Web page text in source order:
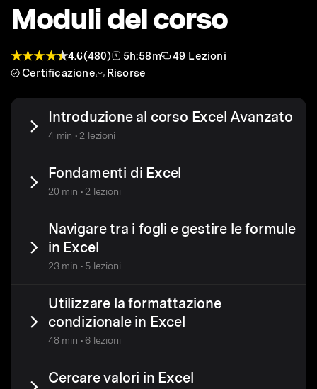
Moduli del corso
4.6(480) 5h:58m
49 Lezioni
Certificazione
Risorse
Introduzione al corso Excel Avanzato
4 min • 2 lezioni
Fondamenti di Excel
20 min • 2 lezioni
Navigare tra i fogli e gestire le formule
in Excel
23 min • 5 lezioni
Utilizzare la formattazione
condizionale in Excel
48 min • 6 lezioni
Cercare valori in Excel